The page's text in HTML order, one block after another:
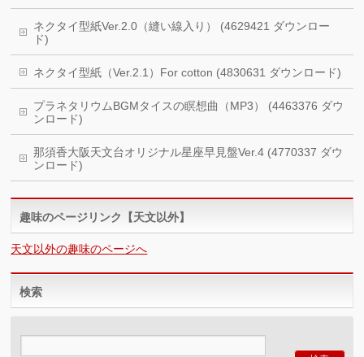
ネクタイ型紙Ver.2.0（縫い線入り） (4629421 ダウンロー
ド)
ネクタイ型紙（Ver.2.1）For cotton (4830631 ダウンロード)
プラネタリウムBGMタイスの瞑想曲（MP3） (4463376 ダウ
ンロード)
那須香大阪天文台オリジナル星座早見盤Ver.4 (4770337 ダウ
ンロード)
趣味のページリンク【天文以外】
天文以外の趣味のページへ
検索